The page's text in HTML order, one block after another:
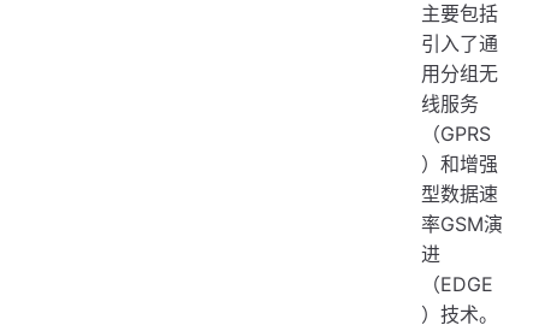
主要包括
引入了通
用分组无
线服务
（GPRS
）和增强
型数据速
率GSM演
进
（EDGE
）技术。